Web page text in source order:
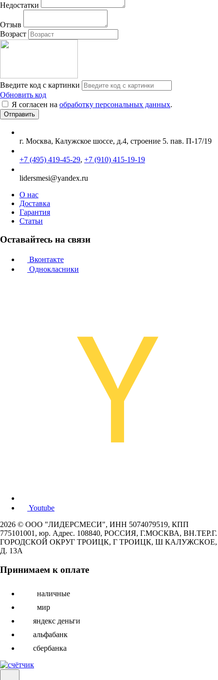
Недостатки
Отзыв
Возраст
Введите код с картинки
Обновить код
Я согласен на обработку персональных данных.
г. Москва, Калужское шоссе, д.4, строение 5. пав. П-17/19
+7 (495) 419-45-29, +7 (910) 415-19-19
lidersmesi@yandex.ru
О нас
Доставка
Гарантия
Статьи
Оставайтесь на связи
Вконтакте
Однокласники
Youtube
2026 © ООО "ЛИДЕРСМЕСИ", ИНН 5074079519, КПП
775101001, юр. Адрес. 108840, РОССИЯ, Г.МОСКВА, ВН.ТЕР.Г.
ГОРОДСКОЙ ОКРУГ ТРОИЦК, Г ТРОИЦК, Ш КАЛУЖСКОЕ,
Д. 13А
Принимаем к оплате
наличные
мир
яндекс деньги
альфабанк
сбербанка